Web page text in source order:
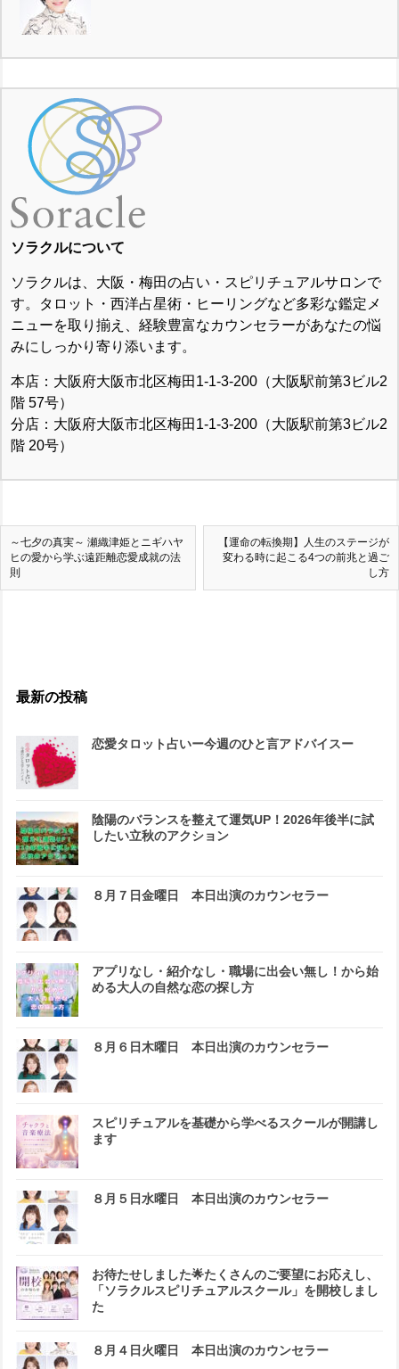
ソラクルについて
ソラクルは、大阪・梅田の占い・スピリチュアルサロンで
す。タロット・西洋占星術・ヒーリングなど多彩な鑑定メ
ニューを取り揃え、経験豊富なカウンセラーがあなたの悩
みにしっかり寄り添います。
本店：大阪府大阪市北区梅田1-1-3-200（大阪駅前第3ビル2
階 57号）
分店：大阪府大阪市北区梅田1-1-3-200（大阪駅前第3ビル2
階 20号）
～七夕の真実～ 瀬織津姫とニギハヤ
ヒの愛から学ぶ遠距離恋愛成就の法
則
【運命の転換期】人生のステージが
変わる時に起こる4つの前兆と過ご
し方
最新の投稿
恋愛タロット占いー今週のひと言アドバイスー
陰陽のバランスを整えて運気UP！2026年後半に試
したい立秋のアクション
８月７日金曜日 本日出演のカウンセラー
アプリなし・紹介なし・職場に出会い無し！から始
める大人の自然な恋の探し方
８月６日木曜日 本日出演のカウンセラー
スピリチュアルを基礎から学べるスクールが開講し
ます
８月５日水曜日 本日出演のカウンセラー
お待たせしました🌟たくさんのご要望にお応えし、
「ソラクルスピリチュアルスクール」を開校しまし
た
８月４日火曜日 本日出演のカウンセラー